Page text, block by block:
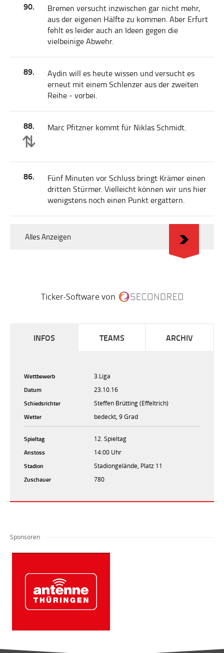
90.
Bremen versucht inzwischen gar nicht mehr,
aus der eigenen Hälfte zu kommen. Aber Erfurt
fehlt es leider auch an Ideen gegen die
vielbeinige Abwehr.
89.
Aydin will es heute wissen und versucht es
erneut mit einem Schlenzer aus der zweiten
Reihe - vorbei.
88. Marc Pfitzner kommt für Niklas Schmidt.
86.
Fünf Minuten vor Schluss bringt Krämer einen
dritten Stürmer. Vielleicht können wir uns hier
wenigstens noch einen Punkt ergattern.
Alles Anzeigen
Ticker-Software von
INFOS TEAMS ARCHIV
Wettbewerb
3.Liga
Datum
23.10.16
Schiedsrichter
Steffen Brütting (Effeltrich)
Wetter
bedeckt, 9 Grad
Spieltag
12. Spieltag
Anstoss
14:00 Uhr
Stadion
Stadiongelände, Platz 11
Zuschauer
780
Sponsoren